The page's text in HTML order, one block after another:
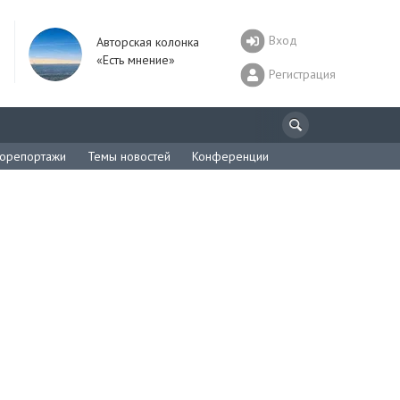
Авторская колонка
«Есть мнение»
Вход
Регистрация
Темы новостей Конференции